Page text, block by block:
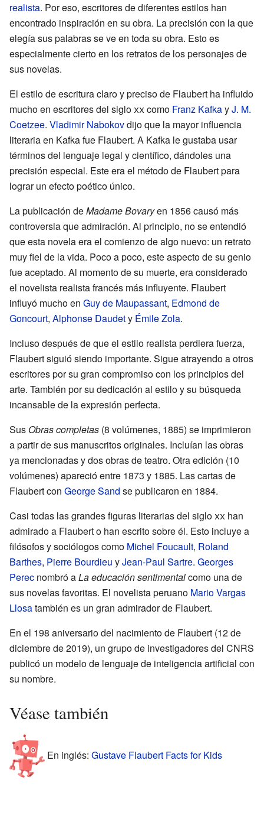
realista. Por eso, escritores de diferentes estilos han
encontrado inspiración en su obra. La precisión con la que
elegía sus palabras se ve en toda su obra. Esto es
especialmente cierto en los retratos de los personajes de
sus novelas.
El estilo de escritura claro y preciso de Flaubert ha influido
mucho en escritores del sigloxxcomo Franz KafkayJ. M.
Coetzee. Vladimir Nabokovdijo que la mayor influencia
literaria en Kafka fue Flaubert. A Kafka le gustaba usar
términos del lenguaje legal y científico, dándoles una
precisión especial. Este era el método de Flaubert para
lograr un efecto poético único.
La publicación deMadame Bovaryen 1856 causó más
controversia que admiración. Al principio, no se entendió
que esta novela era el comienzo de algo nuevo: un retrato
muy fiel de la vida. Poco a poco, este aspecto de su genio
fue aceptado. Al momento de su muerte, era considerado
el novelista realista francés más influyente. Flaubert
influyó mucho en Guy de Maupassant, Edmond de
Goncourt, Alphonse Daudety Émile Zola.
Incluso después de que el estilo realista perdiera fuerza,
Flaubert siguió siendo importante. Sigue atrayendo a otros
escritores por su gran compromiso con los principios del
arte. También por su dedicación al estilo y su búsqueda
incansable de la expresión perfecta.
Sus Obras completas (8 volúmenes, 1885) se imprimieron
a partir de sus manuscritos originales. Incluían las obras
ya mencionadas y dos obras de teatro. Otra edición (10
volúmenes) apareció entre 1873 y 1885. Las cartas de
Flaubert con George Sand se publicaron en 1884.
Casi todas las grandes figuras literarias del sigloxx han
admirado a Flaubert o han escrito sobre él. Esto incluye a
filósofos y sociólogos como Michel Foucault, Roland
Barthes, Pierre Bourdieu yJean-Paul Sartre. Georges
Perec nombró aLa educación sentimentalcomo una de
sus novelas favoritas. El novelista peruano Mario Vargas
Llosatambién es un gran admirador de Flaubert.
En el 198 aniversario del nacimiento de Flaubert (12 de
diciembre de 2019), un grupo de investigadores del CNRS
publicó un modelo de lenguaje de inteligencia artificial con
su nombre.
Véase también
En inglés: Gustave Flaubert Facts for Kids